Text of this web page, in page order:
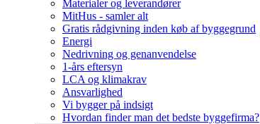
Materialer og leverandører
MitHus - samler alt
Gratis rådgivning inden køb af byggegrund
Energi
Nedrivning og genanvendelse
1-års eftersyn
LCA og klimakrav
Ansvarlighed
Vi bygger på indsigt
Hvordan finder man det bedste byggefirma?